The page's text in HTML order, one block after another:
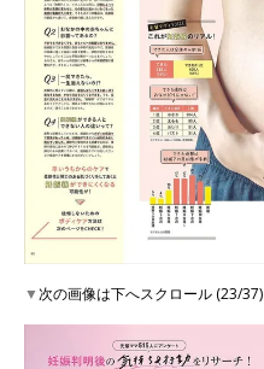
▼次の画像は下へスクロール (23/37)